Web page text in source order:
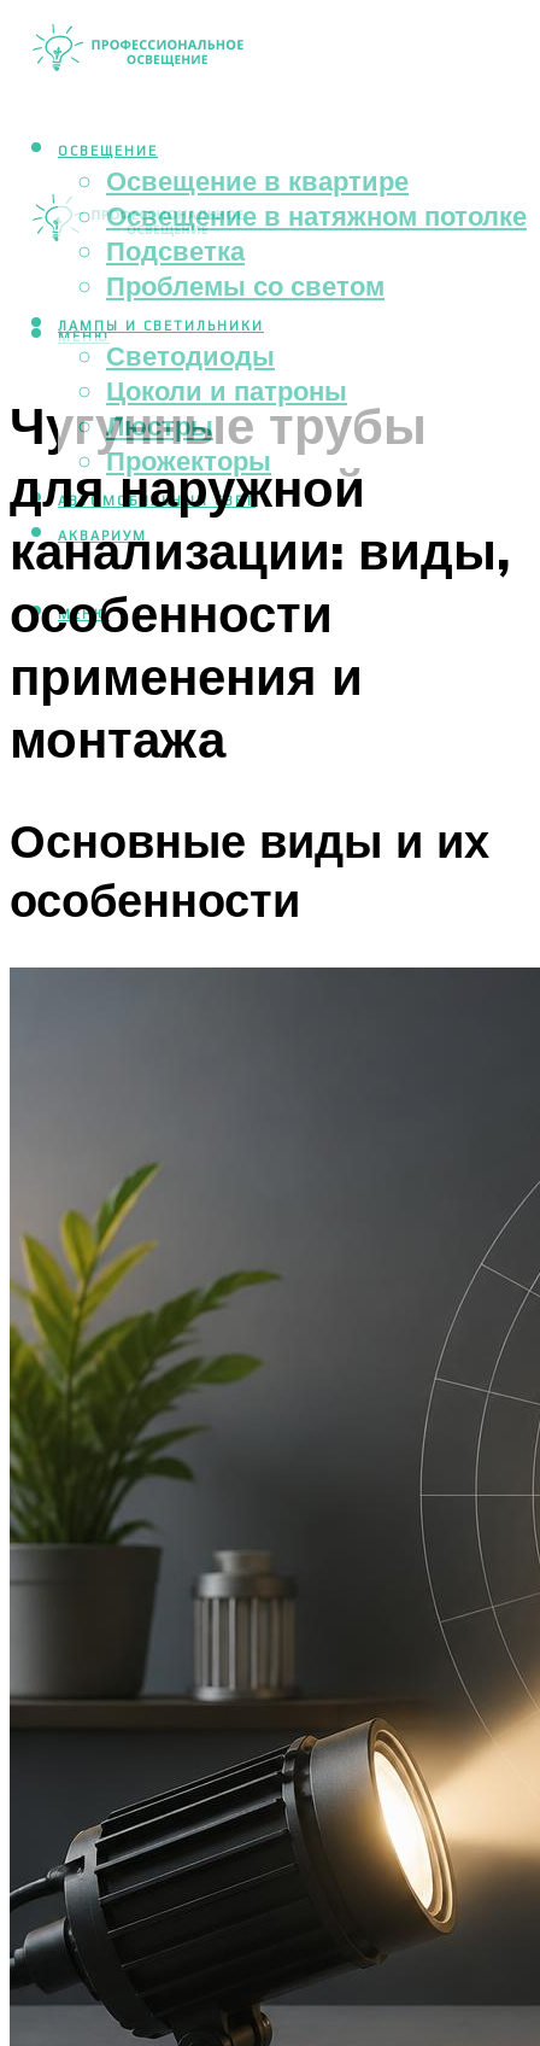
ОСВЕЩЕНИЕ
Освещение в квартире
Освещение в натяжном потолке
Подсветка
Проблемы со светом
ЛАМПЫ И СВЕТИЛЬНИКИ
Светодиоды
Цоколи и патроны
Люстры
Прожекторы
АВТОМОБИЛЬНЫЙ СВЕТ
АКВАРИУМ
МЕНЮ
МЕНЮ
Чугунные трубы
для наружной
канализации: виды,
особенности
применения и
монтажа
Основные виды и их
особенности